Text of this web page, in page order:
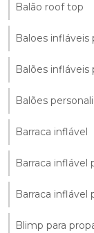
Balão roof top
Baloes infláveis
Balões
Balões
Barraca inflável
Barraca inflável
Barraca inflável
Blimp para